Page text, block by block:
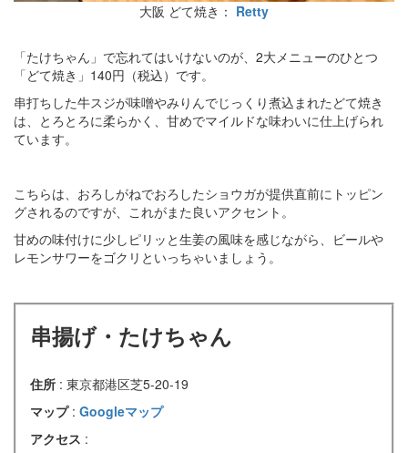
大阪 どて焼き： Retty
「たけちゃん」で忘れてはいけないのが、2大メニューのひとつ
「どて焼き」140円（税込）です。
串打ちした牛スジが味噌やみりんでじっくり煮込まれたどて焼き
は、とろとろに柔らかく、甘めでマイルドな味わいに仕上げられ
ています。
こちらは、おろしがねでおろしたショウガが提供直前にトッピン
グされるのですが、これがまた良いアクセント。
甘めの味付けに少しピリッと生姜の風味を感じながら、ビールや
レモンサワーをゴクリといっちゃいましょう。
串揚げ・たけちゃん
住所 : 東京都港区芝5-20-19
マップ : Googleマップ
アクセス :